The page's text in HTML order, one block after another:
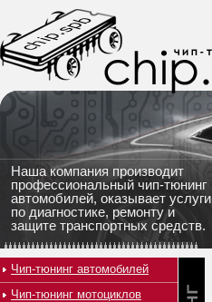
Наша компания производит
профессиональный чип-тюнинг
автомобилей, оказывает услуги
по диагностике, ремонту и
защите транспортных средств.
Чип-тюнинг автомобилей
Чип-тюнинг мотоциклов